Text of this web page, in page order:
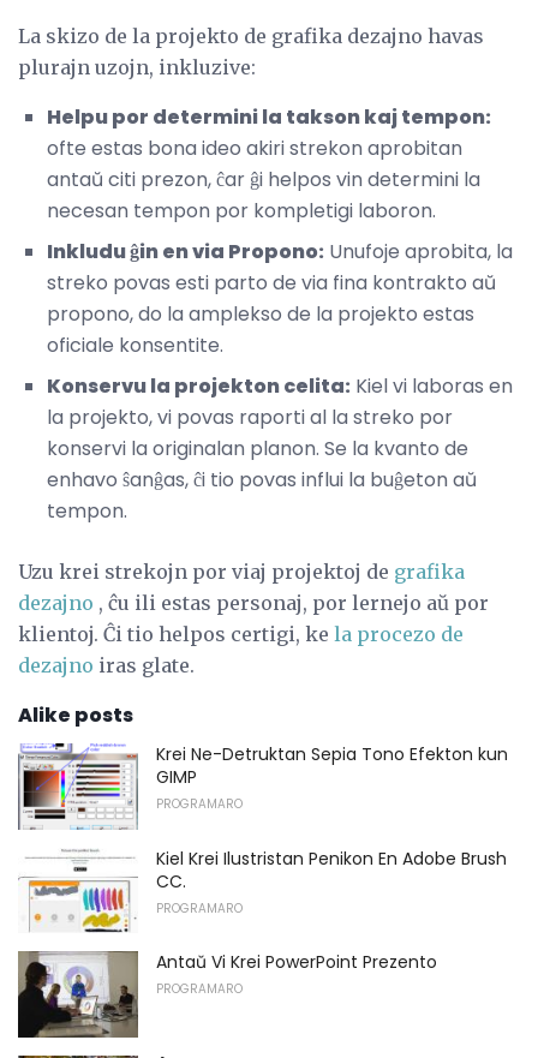
La skizo de la projekto de grafika dezajno havas
plurajn uzojn, inkluzive:
Helpu por determini la takson kaj tempon:
ofte estas bona ideo akiri strekon aprobitan
antaŭ citi prezon, ĉar ĝi helpos vin determini la
necesan tempon por kompletigi laboron.
Inkludu ĝin en via Propono: Unufoje aprobita, la
streko povas esti parto de via fina kontrakto aŭ
propono, do la amplekso de la projekto estas
oficiale konsentite.
Konservu la projekton celita: Kiel vi laboras en
la projekto, vi povas raporti al la streko por
konservi la originalan planon. Se la kvanto de
enhavo ŝanĝas, ĉi tio povas influi la buĝeton aŭ
tempon.
Uzu krei strekojn por viaj projektoj de grafika
dezajno , ĉu ili estas personaj, por lernejo aŭ por
klientoj. Ĉi tio helpos certigi, ke la procezo de
dezajno iras glate.
Alike posts
Krei Ne-Detruktan Sepia Tono Efekton kun
GIMP
PROGRAMARO
Kiel Krei Ilustristan Penikon En Adobe Brush
CC.
PROGRAMARO
Antaŭ Vi Krei PowerPoint Prezento
PROGRAMARO